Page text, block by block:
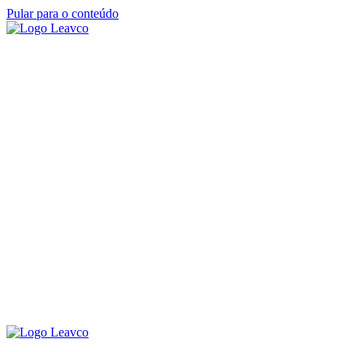
Pular para o conteúdo